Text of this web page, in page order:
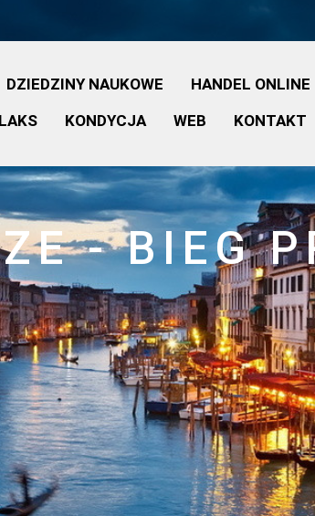
DZIEDZINY NAUKOWE HANDEL ONLINE
KONDYCJA WEB KONTAKT
- BIEG